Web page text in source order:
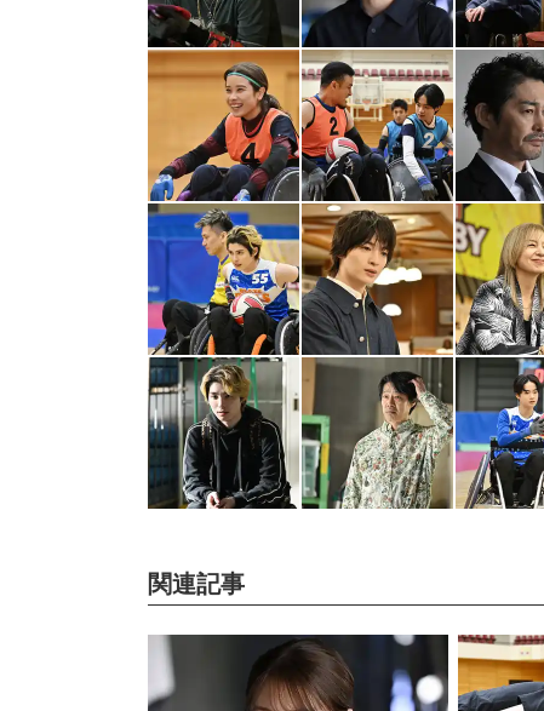
関連記事